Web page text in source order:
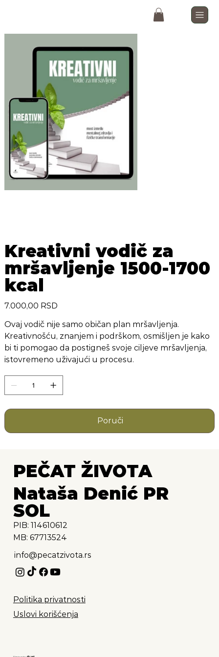
Kreativni vodič za
mršavljenje 1500-1700
kcal
Cijena
7.000,00 RSD
Ovaj vodič nije samo običan plan mršavljenja.
Kreativnošću, znanjem i podrškom, osmišljen je kako
bi ti pomogao da postigneš svoje ciljeve mršavljenja,
istovremeno uživajući u procesu.
Poruči
PEČAT ŽIVOTA
Nataša Denić PR
SOL
PIB: 114610612
MB: 67713524
info@pecatzivota.rs
Politika privatnosti
Uslovi korišćenja